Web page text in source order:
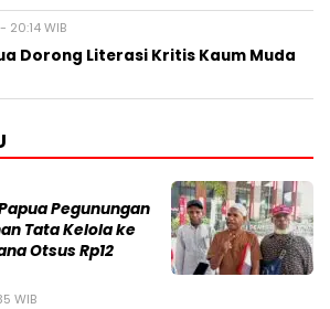
WIB
Dorong Literasi Kritis Kaum Muda
Pegunungan
Tata Kelola ke
Otsus Rp12
WIB